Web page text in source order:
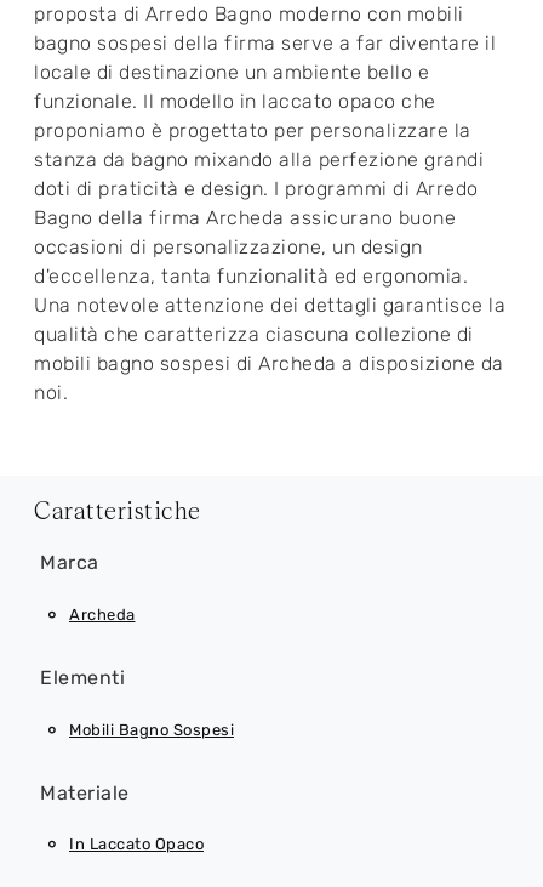
proposta di Arredo Bagno moderno con mobili
bagno sospesi della firma serve a far diventare il
locale di destinazione un ambiente bello e
funzionale. Il modello in laccato opaco che
proponiamo è progettato per personalizzare la
stanza da bagno mixando alla perfezione grandi
doti di praticità e design. I programmi di Arredo
Bagno della firma Archeda assicurano buone
occasioni di personalizzazione, un design
d'eccellenza, tanta funzionalità ed ergonomia.
Una notevole attenzione dei dettagli garantisce la
qualità che caratterizza ciascuna collezione di
mobili bagno sospesi di Archeda a disposizione da
noi.
Caratteristiche
Marca
Archeda
Elementi
Mobili Bagno Sospesi
Materiale
In Laccato Opaco